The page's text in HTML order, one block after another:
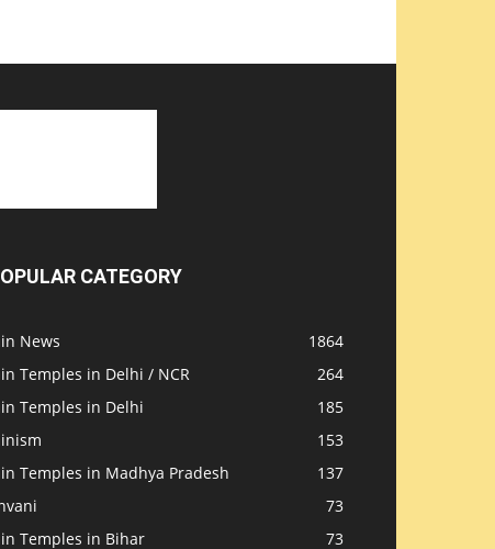
CATEGORY
News
1864
Temples in Delhi / NCR
264
Temples in Delhi
185
153
Temples in Madhya Pradesh
137
73
Temples in Bihar
73